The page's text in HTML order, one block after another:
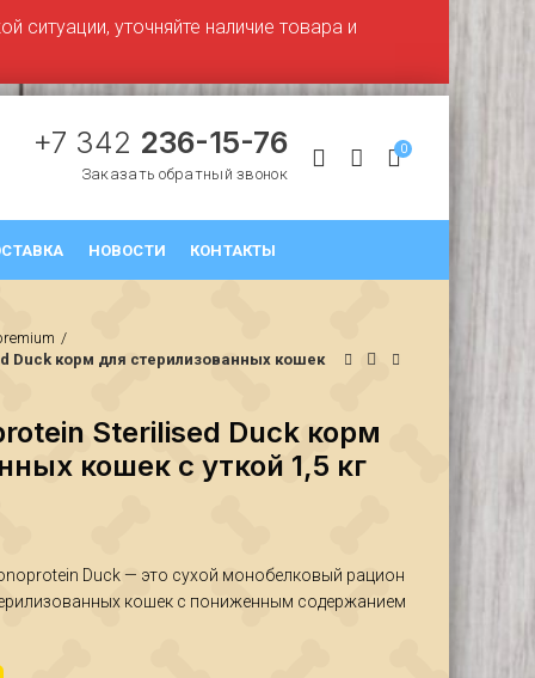
+7 342 236-15-76
Заказать обратный звонок
0
НОВОСТИ КОНТАКТЫ
Duck корм для стерилизованных кошек
₽
₽
Sterilised Duck корм
кошек с уткой 1,5 кг
Duck — это сухой монобелковый рацион
кошек с пониженным содержанием
ситуации, уточняйте наличие товара и